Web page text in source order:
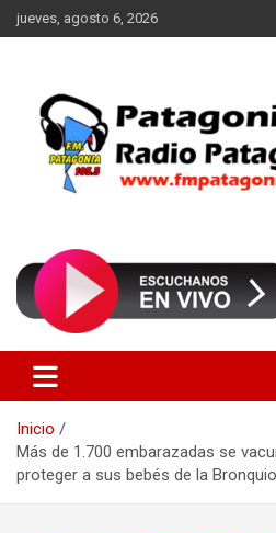
Saltar
al
jueves, agosto 6, 2026
FM Patagonia
Inicio
Más de 1.700 embarazadas se
proteger a sus bebés de la